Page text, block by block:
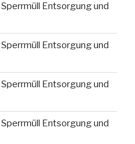
Entsorgung und
Entsorgung und
Entsorgung und
Entsorgung und